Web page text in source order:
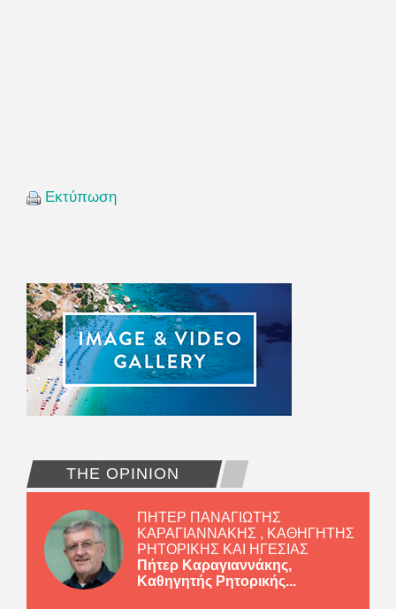
Εκτύπωση
THE OPINION
ΠΗΤΕΡ ΠΑΝΑΓΙΩΤΗΣ
ΚΑΡΑΓΙΑΝΝΑΚΗΣ , ΚΑΘΗΓΗΤΗΣ
ΡΗΤΟΡΙΚΗΣ ΚΑΙ ΗΓΕΣΙΑΣ
Πήτερ Καραγιαννάκης,
Καθηγητής Ρητορικής...